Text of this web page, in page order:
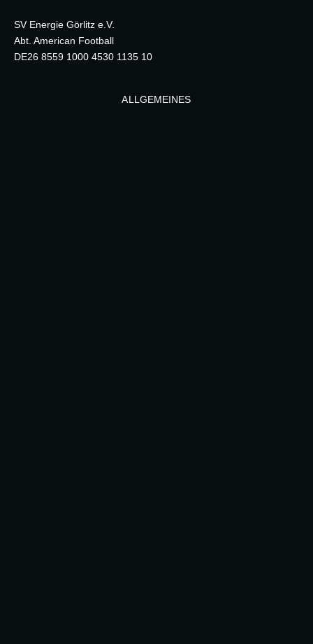
SV Energie Görlitz e.V.
Abt. American Football
DE26 8559 1000 4530 1135 10
ALLGEMEINES